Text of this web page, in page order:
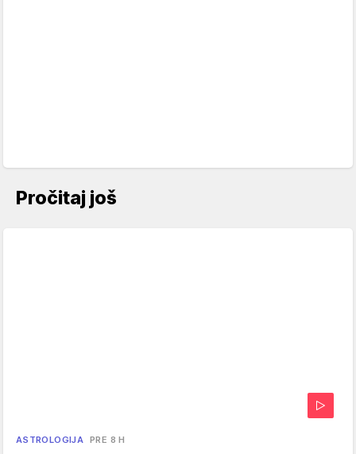
Pročitaj još
ASTROLOGIJA PRE 8 H